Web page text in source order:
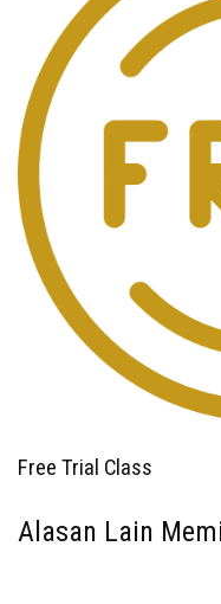
Free Trial Class
Alasan Lain